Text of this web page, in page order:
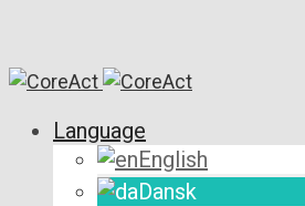
Language
English
Dansk